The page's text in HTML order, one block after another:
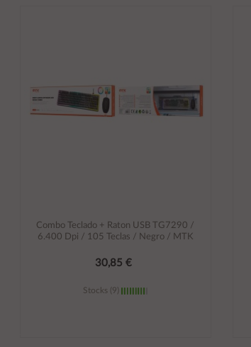
Combo Teclado + Raton USB TG7290 /
6.400 Dpi / 105 Teclas / Negro / MTK
30,85 €
Stocks (9)